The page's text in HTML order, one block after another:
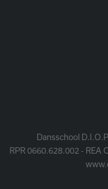
Dansschool
RPR 0660.628.002 -